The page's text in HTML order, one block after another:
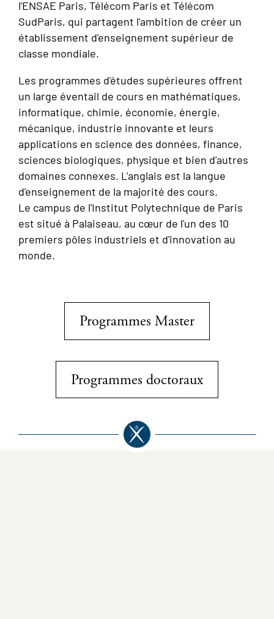
l'ENSAE Paris, Télécom Paris et Télécom
SudParis, qui partagent l'ambition de créer un
établissement d'enseignement supérieur de
classe mondiale.
Les programmes d'études supérieures offrent
un large éventail de cours en mathématiques,
informatique, chimie, économie, énergie,
mécanique, industrie innovante et leurs
applications en science des données, finance,
sciences biologiques, physique et bien d'autres
domaines connexes. L'anglais est la langue
d'enseignement de la majorité des cours.
Le campus de l'Institut Polytechnique de Paris
est situé à Palaiseau, au cœur de l'un des 10
premiers pôles industriels et d'innovation au
monde.
Programmes Master
Programmes doctoraux